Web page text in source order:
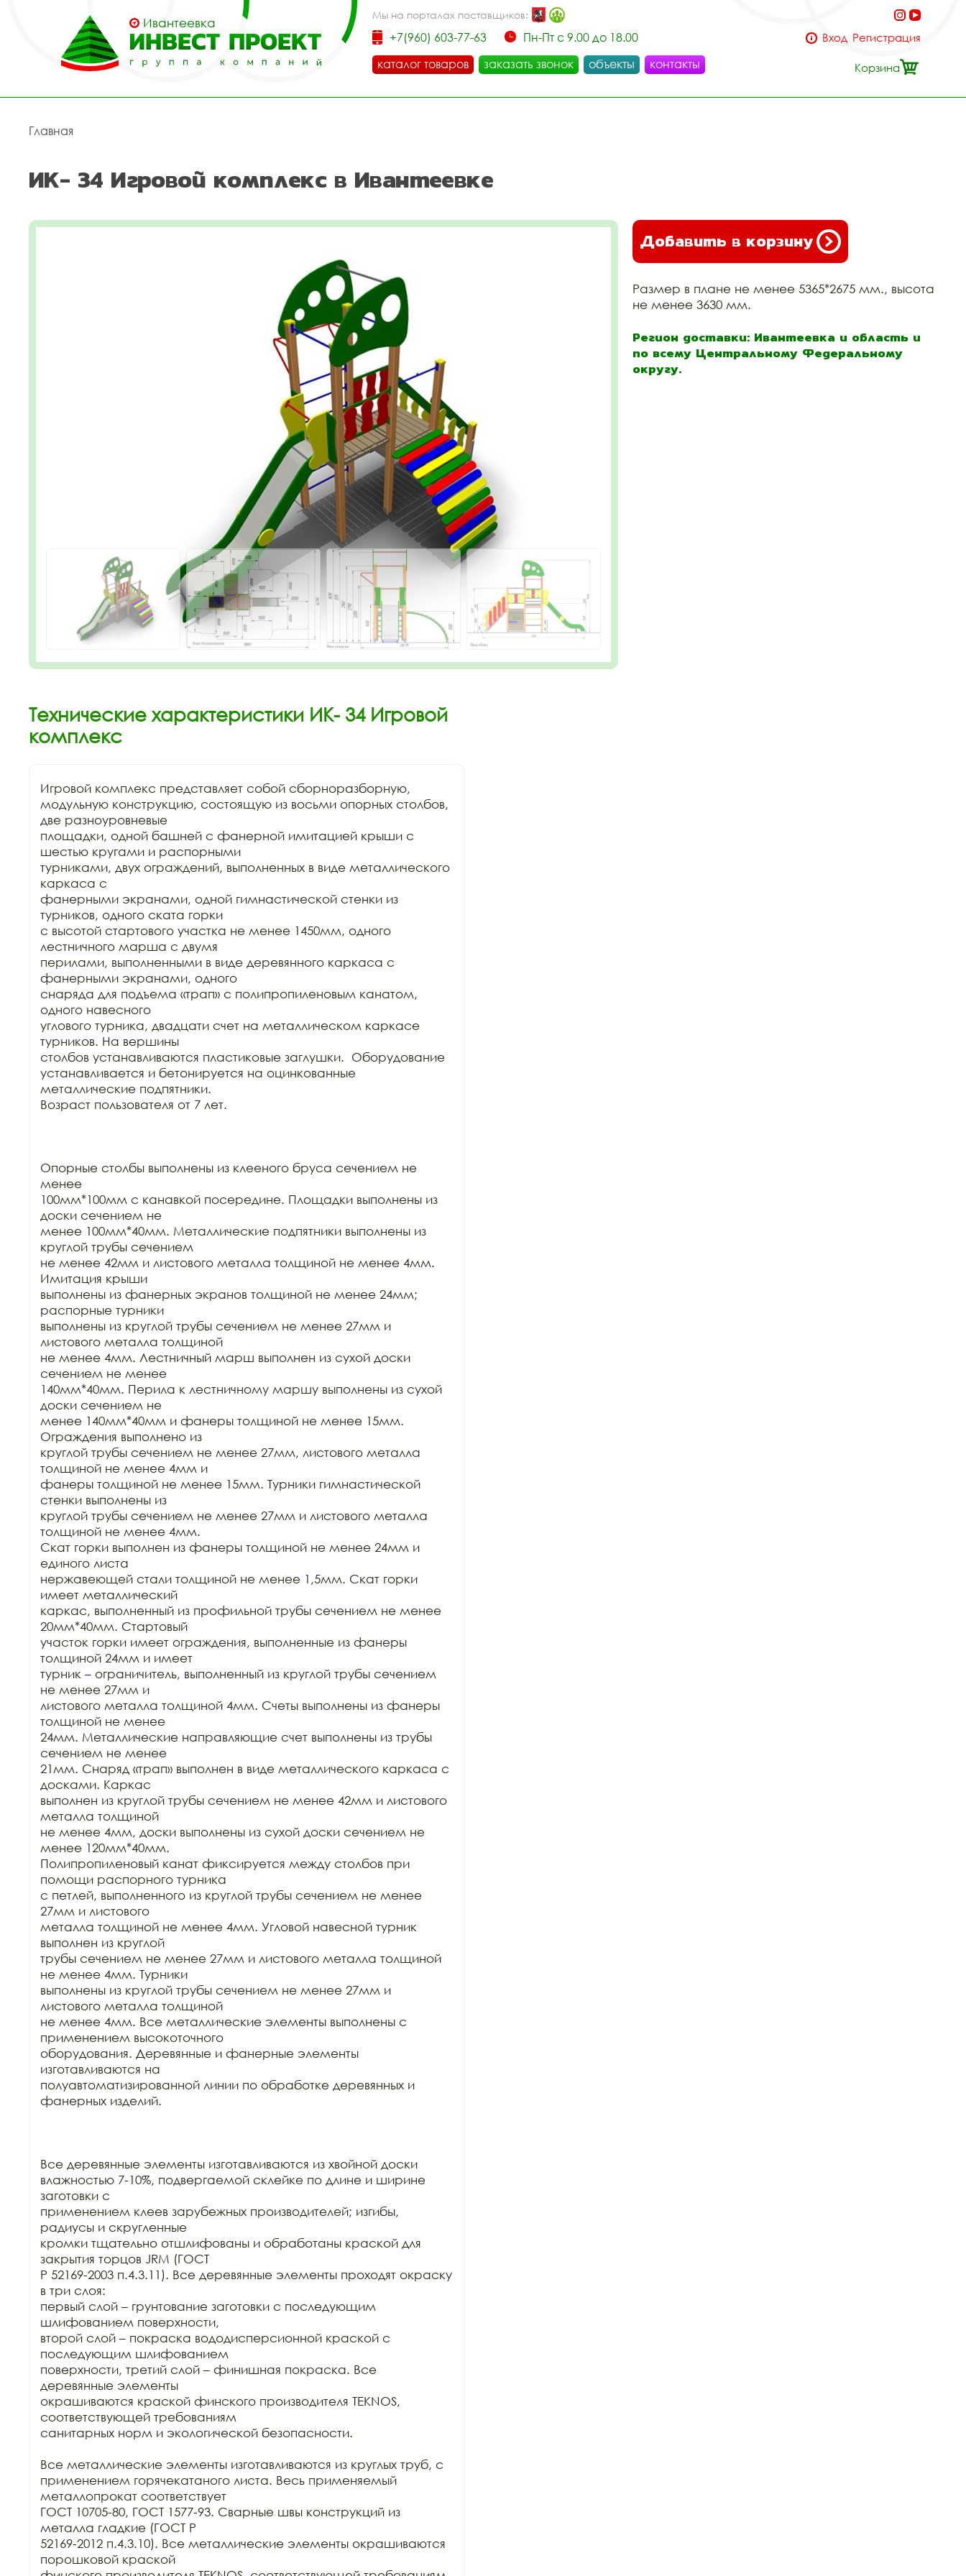
Ивантеевка
Мы на порталах поставщиков:
+7(960) 603-77-63
Пн-Пт с 9.00 до 18.00
каталог товаров
заказать звонок объекты контакты
Вход Регистрация
Корзина
Главная
ИК- 34 Игровой комплекс в Ивантеевке
Добавить в корзину
Размер в плане не менее 5365*2675 мм., высота
не менее 3630 мм.
Регион доставки: Ивантеевка и область и
по всему Центральному Федеральному
округу.
Технические характеристики ИК- 34 Игровой
комплекс
Игровой комплекс представляет собой сборноразборную,
модульную конструкцию, состоящую из восьми опорных столбов,
две разноуровневые
площадки, одной башней с фанерной имитацией крыши с
шестью кругами и распорными
турниками, двух ограждений, выполненных в виде металлического
каркаса с
фанерными экранами, одной гимнастической стенки из
турников, одного ската горки
с высотой стартового участка не менее 1450мм, одного
лестничного марша с двумя
перилами, выполненными в виде деревянного каркаса с
фанерными экранами, одного
снаряда для подъема «трап» с полипропиленовым канатом,
одного навесного
углового турника, двадцати счет на металлическом каркасе
турников. На вершины
столбов устанавливаются пластиковые заглушки.  Оборудование
устанавливается и бетонируется на оцинкованные
металлические подпятники.
Возраст пользователя от 7 лет.
Опорные столбы выполнены из клееного бруса сечением не
менее
100мм*100мм с канавкой посередине. Площадки выполнены из
доски сечением не
менее 100мм*40мм. Металлические подпятники выполнены из
круглой трубы сечением
не менее 42мм и листового металла толщиной не менее 4мм.
Имитация крыши
выполнены из фанерных экранов толщиной не менее 24мм;
распорные турники
выполнены из круглой трубы сечением не менее 27мм и
листового металла толщиной
не менее 4мм. Лестничный марш выполнен из сухой доски
сечением не менее
140мм*40мм. Перила к лестничному маршу выполнены из сухой
доски сечением не
менее 140мм*40мм и фанеры толщиной не менее 15мм.
Ограждения выполнено из
круглой трубы сечением не менее 27мм, листового металла
толщиной не менее 4мм и
фанеры толщиной не менее 15мм. Турники гимнастической
стенки выполнены из
круглой трубы сечением не менее 27мм и листового металла
толщиной не менее 4мм.
Скат горки выполнен из фанеры толщиной не менее 24мм и
единого листа
нержавеющей стали толщиной не менее 1,5мм. Скат горки
имеет металлический
каркас, выполненный из профильной трубы сечением не менее
20мм*40мм. Стартовый
участок горки имеет ограждения, выполненные из фанеры
толщиной 24мм и имеет
турник – ограничитель, выполненный из круглой трубы сечением
не менее 27мм и
листового металла толщиной 4мм. Счеты выполнены из фанеры
толщиной не менее
24мм. Металлические направляющие счет выполнены из трубы
сечением не менее
21мм. Снаряд «трап» выполнен в виде металлического каркаса с
досками. Каркас
выполнен из круглой трубы сечением не менее 42мм и листового
металла толщиной
не менее 4мм, доски выполнены из сухой доски сечением не
менее 120мм*40мм.
Полипропиленовый канат фиксируется между столбов при
помощи распорного турника
с петлей, выполненного из круглой трубы сечением не менее
27мм и листового
металла толщиной не менее 4мм. Угловой навесной турник
выполнен из круглой
трубы сечением не менее 27мм и листового металла толщиной
не менее 4мм. Турники
выполнены из круглой трубы сечением не менее 27мм и
листового металла толщиной
не менее 4мм. Все металлические элементы выполнены с
применением высокоточного
оборудования. Деревянные и фанерные элементы
изготавливаются на
полуавтоматизированной линии по обработке деревянных и
фанерных изделий.
Все деревянные элементы изготавливаются из хвойной доски
влажностью 7-10%, подвергаемой склейке по длине и ширине
заготовки с
применением клеев зарубежных производителей; изгибы,
радиусы и скругленные
кромки тщательно отшлифованы и обработаны краской для
закрытия торцов JRM (ГОСТ
Р 52169-2003 п.4.3.11). Все деревянные элементы проходят окраску
в три слоя:
первый слой – грунтование заготовки с последующим
шлифованием поверхности,
второй слой – покраска вододисперсионной краской с
последующим шлифованием
поверхности, третий слой – финишная покраска. Все
деревянные элементы
окрашиваются краской финского производителя TEKNOS,
соответствующей требованиям
санитарных норм и экологической безопасности.
Все металлические элементы изготавливаются из круглых труб, с
применением горячекатаного листа. Весь применяемый
металлопрокат соответствует
ГОСТ 10705-80, ГОСТ 1577-93. Сварные швы конструкций из
металла гладкие (ГОСТ Р
52169-2012 п.4.3.10). Все металлические элементы окрашиваются
порошковой краской